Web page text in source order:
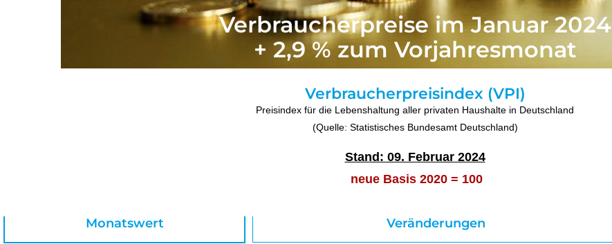
Verbraucherpreise im Januar 2024
+ 2,9 % zum Vorjahresmonat
Verbraucherpreisindex (VPI)
Preisindex für die Lebenshaltung aller privaten Haushalte in Deutschland
(Quelle: Statistisches Bundesamt Deutschland)
Stand: 09. Februar 2024
neue Basis 2020 = 100
Monatswert Veränderungen